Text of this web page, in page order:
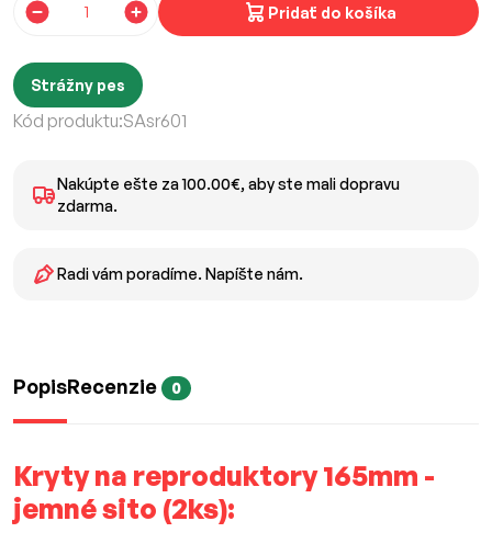
Pridať do košíka
Strážny pes
Kód produktu:SAsr601
Nakúpte ešte za 100.00€, aby ste mali dopravu
zdarma.
Radi vám poradíme. Napíšte nám.
PopisRecenzie 0
Kryty na reproduktory 165mm -
jemné sito (2ks):